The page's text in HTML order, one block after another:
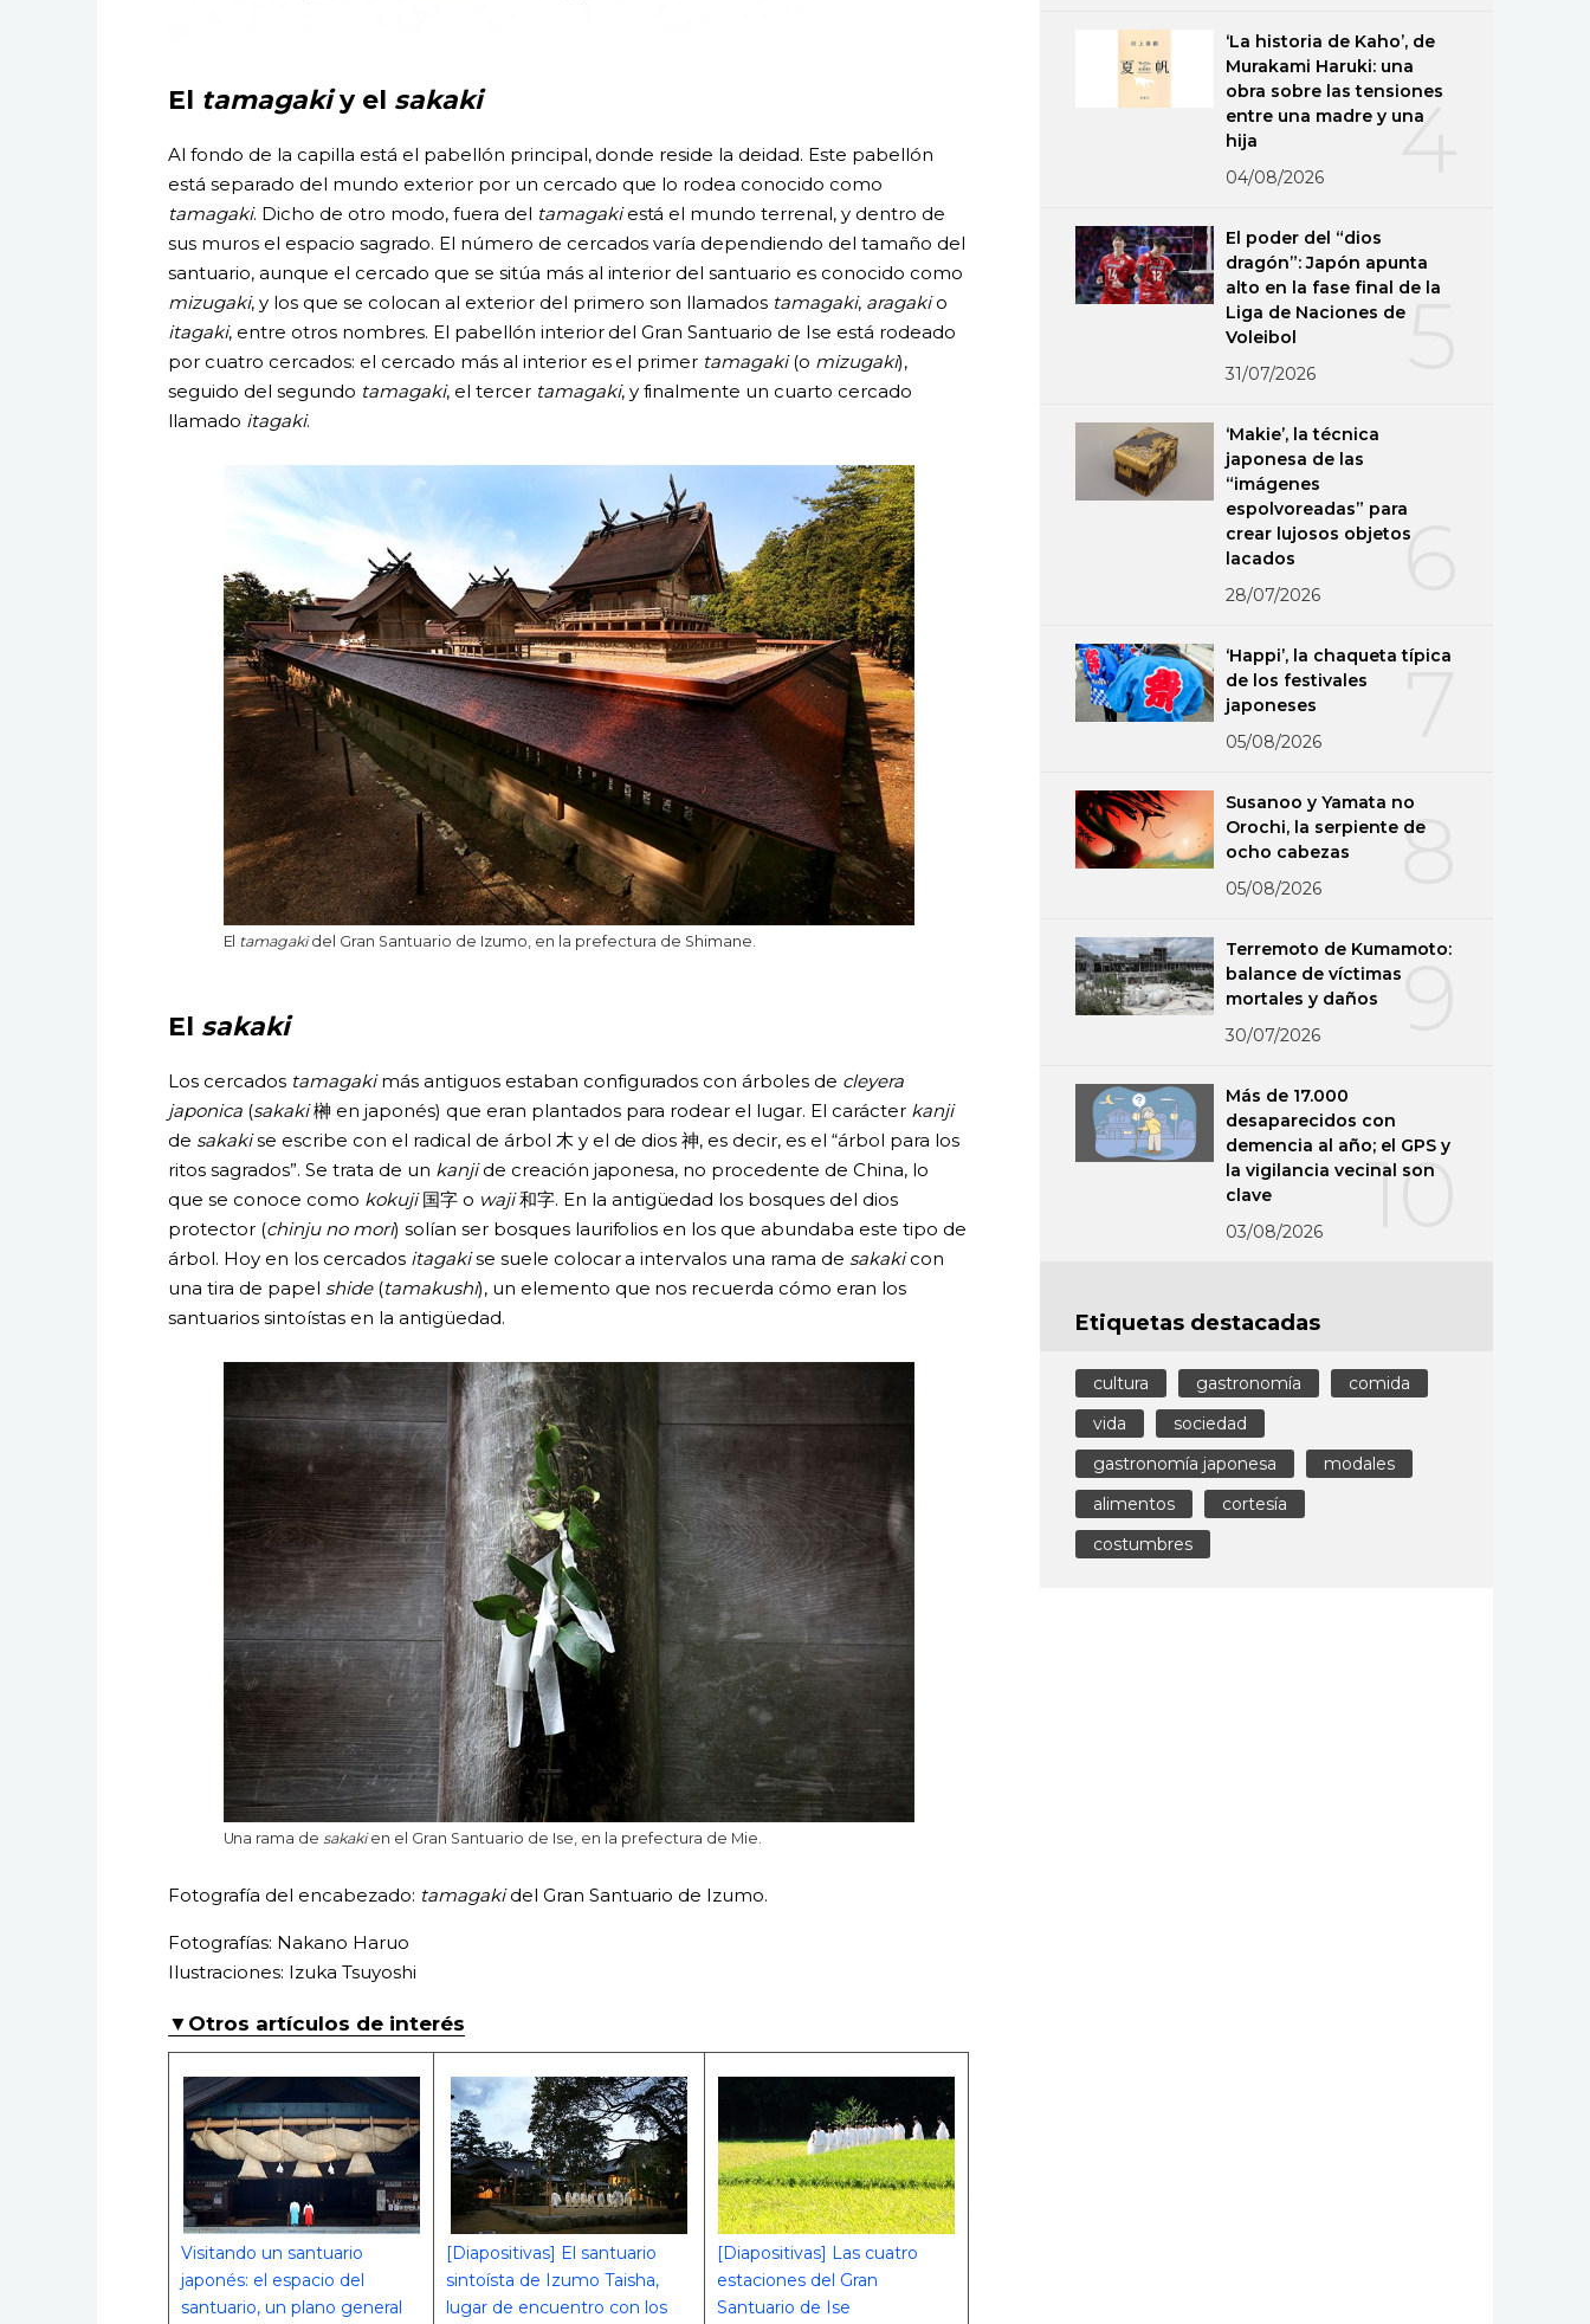
El tamagakiy el sakaki
Al fondo de la capilla está el pabellón principal, donde reside la deidad. Este pabellón
está separado del mundo exterior por un cercado que lo rodea conocido como
tamagaki. Dicho de otro modo, fuera del tamagakiestá el mundo terrenal, y dentro de
sus muros el espacio sagrado. El número de cercados varía dependiendo del tamaño del
santuario, aunque el cercado que se sitúa más al interior del santuario es conocido como
mizugaki, y los que se colocan al exterior del primero son llamados tamagaki, aragakio
itagaki, entre otros nombres. El pabellón interior del Gran Santuario de Ise está rodeado
por cuatro cercados: el cercado más al interior es el primer tamagaki(o mizugaki),
seguido del segundo tamagaki, el tercer tamagaki, y finalmente un cuarto cercado
llamado itagaki.
El tamagakidel Gran Santuario de Izumo, en la prefectura de Shimane.
El sakaki
Los cercados tamagakimás antiguos estaban configurados con árboles de cleyera
japonica(sakaki榊 en japonés) que eran plantados para rodear el lugar. El carácter kanji
de sakakise escribe con el radical de árbol 木 y el de dios 神, es decir, es el “árbol para los
ritos sagrados”. Se trata de un kanjide creación japonesa, no procedente de China, lo
que se conoce como kokuji国字 o waji和字. En la antigüedad los bosques del dios
protector (chinju no mori) solían ser bosques laurifolios en los que abundaba este tipo de
árbol. Hoy en los cercados itagakise suele colocar a intervalos una rama de sakakicon
una tira de papel shide(tamakushi), un elemento que nos recuerda cómo eran los
santuarios sintoístas en la antigüedad.
Una rama desakakien el Gran Santuario de Ise, en la prefectura de Mie.
Fotografía del encabezado: tamagakidel Gran Santuario de Izumo.
Fotografías: Nakano Haruo
Ilustraciones: Izuka Tsuyoshi
▼Otros artículos de interés
Visitando un santuario
japonés: el espacio del
santuario, un plano general
[Diapositivas] El santuario
sintoísta de Izumo Taisha,
lugar de encuentro con los
[Diapositivas] Las cuatro
estaciones del Gran
Santuario de Ise
4
‘La historia de Kaho’, de
Murakami Haruki: una
obra sobre las tensiones
entre una madre y una
hija
04/08/2026
El poder del “dios
dragón”: Japón apunta
alto en la fase final de la
Liga de Naciones de
Voleibol
31/07/2026
6
‘Makie’, la técnica
japonesa de las
“imágenes
espolvoreadas” para
crear lujosos objetos
lacados
28/07/2026
7
‘Happi’, la chaqueta típica
de los festivales
japoneses
05/08/2026
8
Susanoo y Yamata no
Orochi, la serpiente de
ocho cabezas
05/08/2026
Terremoto de Kumamoto:
balance de víctimas
mortales y daños
30/07/2026
10
Más de 17.000
desaparecidos con
demencia al año; el GPS y
la vigilancia vecinal son
clave
03/08/2026
Etiquetas destacadas
cultura gastronomía
comida
vida
sociedad
gastronomía japonesa
modales
alimentos
cortesía
costumbres